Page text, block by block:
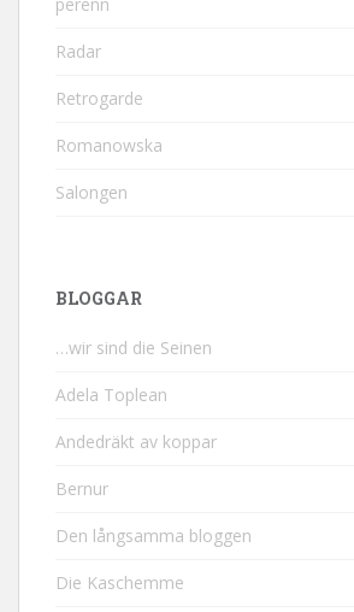
perenn
Radar
Retrogarde
Romanowska
Salongen
BLOGGAR
…wir sind die Seinen
Adela Toplean
Andedräkt av koppar
Bernur
Den långsamma bloggen
Die Kaschemme